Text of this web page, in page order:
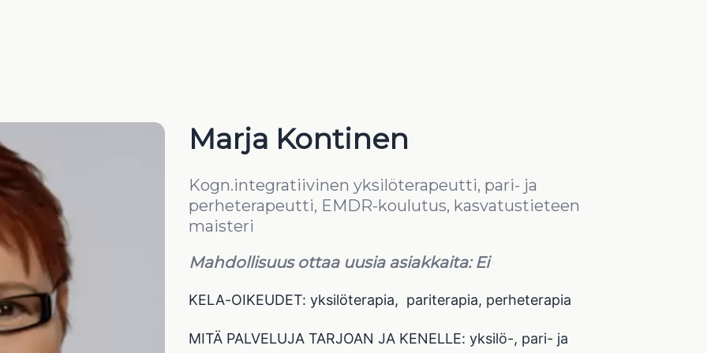
Marja Kontinen
Kogn.integratiivinen yksilöterapeutti, pari- ja
perheterapeutti, EMDR-koulutus, kasvatustieteen
maisteri
Mahdollisuus ottaa uusia asiakkaita: Ei
KELA-OIKEUDET: yksilöterapia, pariterapia, perheterapia
MITÄ PALVELUJA TARJOAN JA KENELLE: yksilö-, pari- ja